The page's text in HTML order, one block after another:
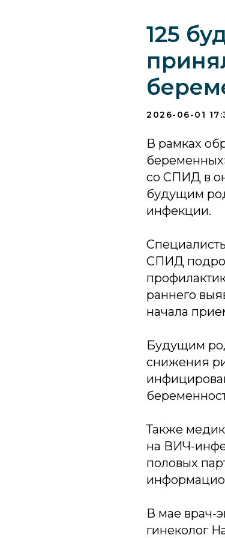
125
2026-06-01
В рамках
со СПИД в
будущим
инфекции.
СПИД
раннего
начала
Будущим
снижения
Также
на ВИЧ-
половых
В мае врач-
гинеколог